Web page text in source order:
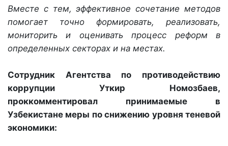
Вместе с тем, эффективное сочетание методов
помогает точно формировать, реализовать,
мониторить и оценивать процесс реформ в
определенных секторах и на местах.
Сотрудник Агентства по противодействию
коррупции Уткир Номозбаев,
проккомментировал принимаемые в
Узбекистане меры по снижению уровня теневой
экономики: